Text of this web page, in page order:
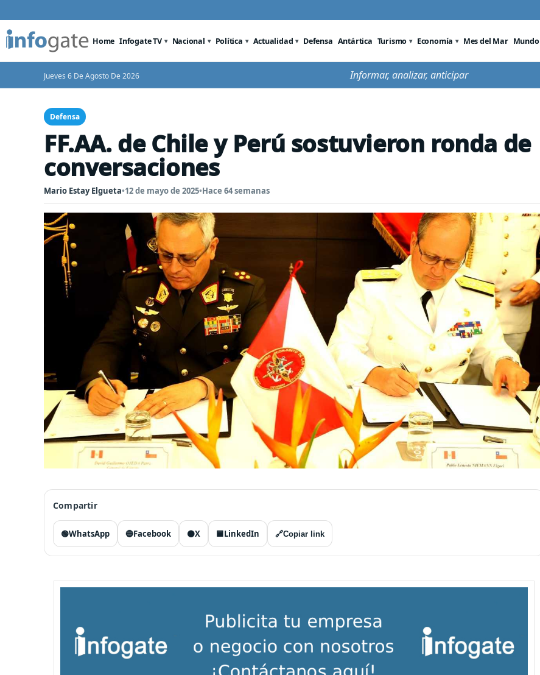
Home Infogate TV Nacional Política Actualidad Defensa Antártica Turismo Economía Mes del Mar Mundo
Jueves 6 De Agosto De 2026 Informar, analizar, anticipar
Defensa
FF.AA. de Chile y Perú sostuvieron ronda de
conversaciones
Mario Estay Elgueta•12 de mayo de 2025•Hace 64 semanas
Compartir
🟢WhatsApp 🔵Facebook ⚫X 🟦LinkedIn 🔗Copiar link